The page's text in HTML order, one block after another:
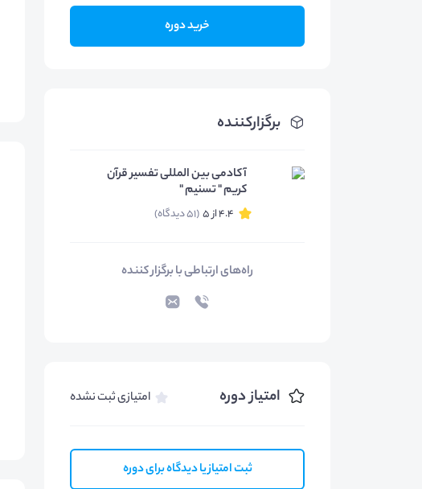
خرید دوره
برگزارکننده
آکادمی بین المللی تفسیر قرآن
کریم " تسنیم "
4.4 از 5 (51 دیدگاه)
راه‌های ارتباطی با برگزار کننده
امتیاز دوره امتیازی ثبت نشده
ثبت امتیاز یا دیدگاه برای دوره